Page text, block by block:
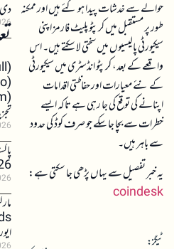
حوالے سے خدشات پیدا ہو گئے ہیں اور ممکنہ
طور پر مستقبل میں کرپٹو پلیٹ فارمز اپنی
سیکیورٹی پالیسیوں میں سختی لا سکتے ہیں۔ اس
واقعے کے بعد، کرپٹو انڈسٹری میں سیکیورٹی
کے نئے معیارات اور حفاظتی اقدامات
اپنانے کی توقع کی جا رہی ہے تاکہ ایسے
خطرات سے بچا جا سکے جو صرف کوڈ کی حدود
سے باہر ہیں۔
یہ خبر تفصیل سے یہاں پڑھی جا سکتی ہے:
coindesk
ٹیگز:
دی